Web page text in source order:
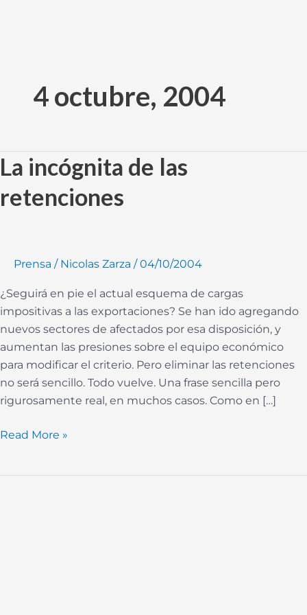
contenido4 octubre, 2004
La incógnita de las
retenciones
Prensa / Nicolas Zarza /04/10/2004
¿Seguirá en pie el actual esquema de cargas
impositivas a las exportaciones? Se han ido agregando
nuevos sectores de afectados por esa disposición, y
aumentan las presiones sobre el equipo económico
para modificar el criterio. Pero eliminar las retenciones
no será sencillo. Todo vuelve. Una frase sencilla pero
rigurosamente real, en muchos casos. Como en […]
La
incógnita
de
Read More »